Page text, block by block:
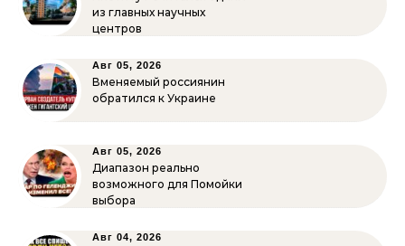
из главных научных
центров
Авг 05, 2026
Вменяемый россиянин
обратился к Украине
Авг 05, 2026
Диапазон реально
возможного для Помойки
выбора
Авг 04, 2026